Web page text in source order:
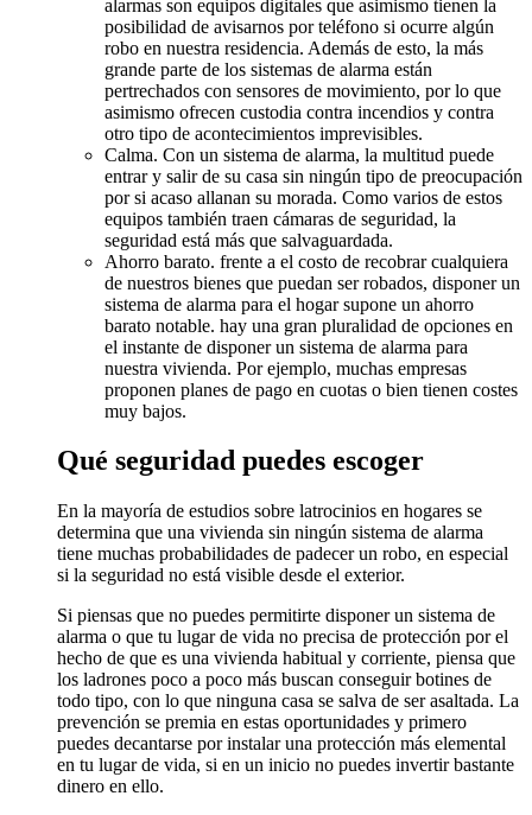
alarmas son equipos digitales que asimismo tienen la
posibilidad de avisarnos por teléfono si ocurre algún
robo en nuestra residencia. Además de esto, la más
grande parte de los sistemas de alarma están
pertrechados con sensores de movimiento, por lo que
asimismo ofrecen custodia contra incendios y contra
otro tipo de acontecimientos imprevisibles.
Calma. Con un sistema de alarma, la multitud puede
entrar y salir de su casa sin ningún tipo de preocupación
por si acaso allanan su morada. Como varios de estos
equipos también traen cámaras de seguridad, la
seguridad está más que salvaguardada.
Ahorro barato. frente a el costo de recobrar cualquiera
de nuestros bienes que puedan ser robados, disponer un
sistema de alarma para el hogar supone un ahorro
barato notable. hay una gran pluralidad de opciones en
el instante de disponer un sistema de alarma para
nuestra vivienda. Por ejemplo, muchas empresas
proponen planes de pago en cuotas o bien tienen costes
muy bajos.
Qué seguridad puedes escoger
En la mayoría de estudios sobre latrocinios en hogares se
determina que una vivienda sin ningún sistema de alarma
tiene muchas probabilidades de padecer un robo, en especial
si la seguridad no está visible desde el exterior.
Si piensas que no puedes permitirte disponer un sistema de
alarma o que tu lugar de vida no precisa de protección por el
hecho de que es una vivienda habitual y corriente, piensa que
los ladrones poco a poco más buscan conseguir botines de
todo tipo, con lo que ninguna casa se salva de ser asaltada. La
prevención se premia en estas oportunidades y primero
puedes decantarse por instalar una protección más elemental
en tu lugar de vida, si en un inicio no puedes invertir bastante
dinero en ello.